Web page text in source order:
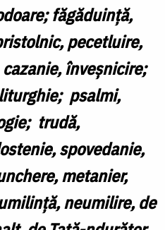
făgăduință,
pecetluire,
înveșnicire;
psalmi,
trudă,
spovedanie,
metanier,
neumilire, de